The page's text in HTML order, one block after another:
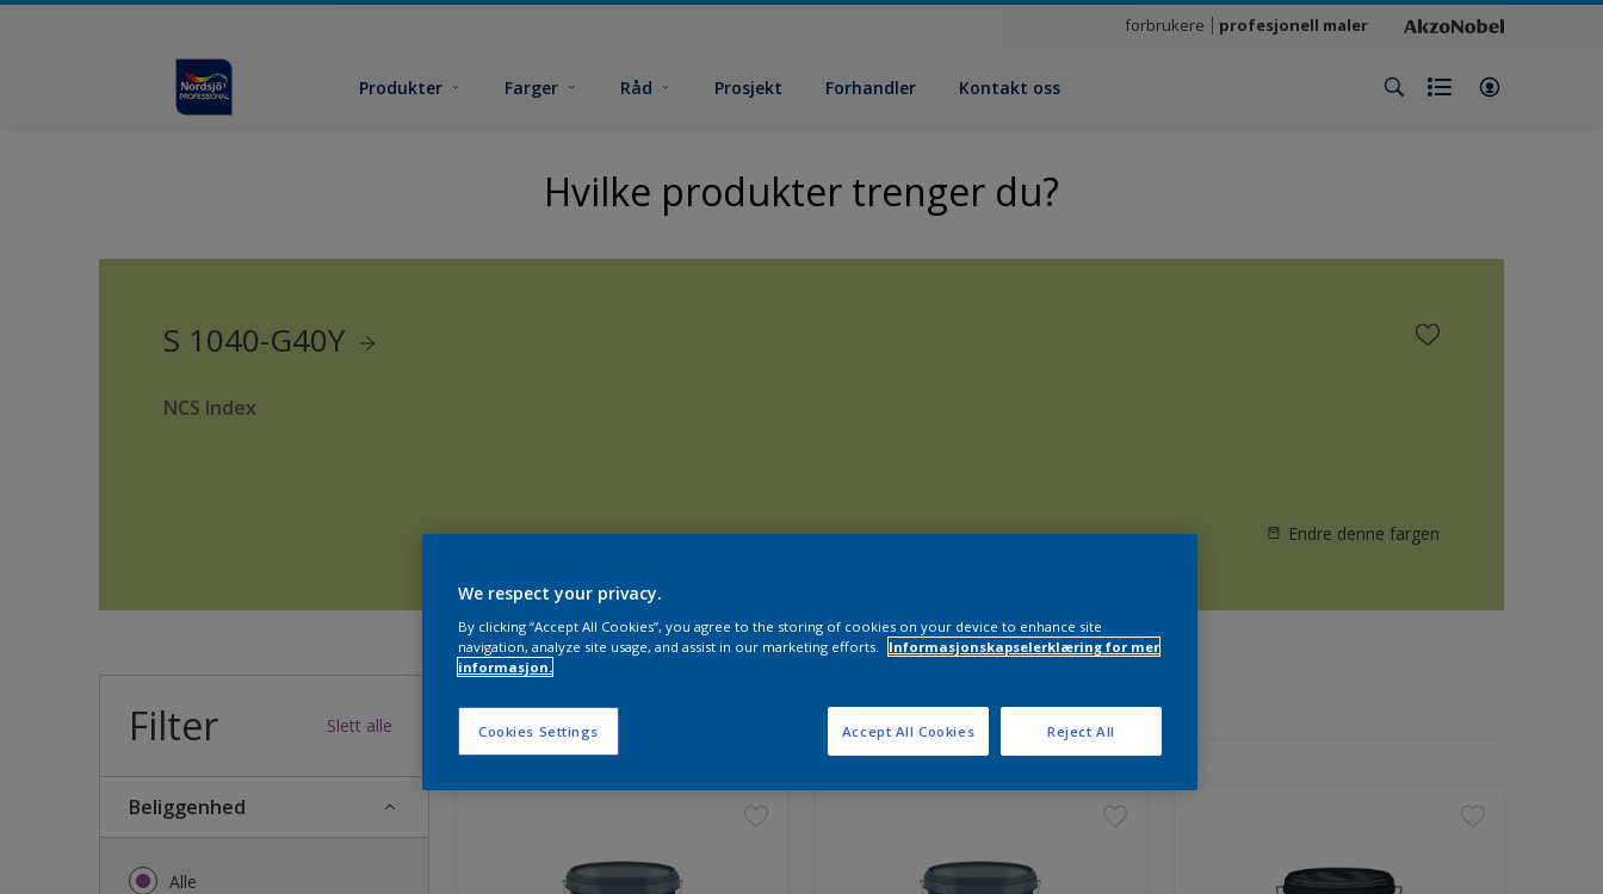
forbrukere profesjonell maler
Produkter Farger Råd Prosjekt Forhandler Kontakt oss
Hvilke produkter trenger du?
S 1040-G40Y
NCS Index
Endre denne fargen
Filter Slett alle
Beliggenhed
Alle
36produkter funnet
We respect your privacy.
By clicking “Accept All Cookies”, you agree to the storing of cookies on your device to enhance site
navigation, analyze site usage, and assist in our marketing efforts.
Informasjonskapselerklæring for mer
informasjon.
Cookies Settings Reject All
Accept All Cookies